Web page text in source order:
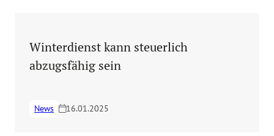
Winterdienst kann steuerlich
abzugsfähig sein
News 16.01.2025